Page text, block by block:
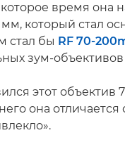
время она
который стал
стал бы RF 70-
зум-объективов
этот
она отличается